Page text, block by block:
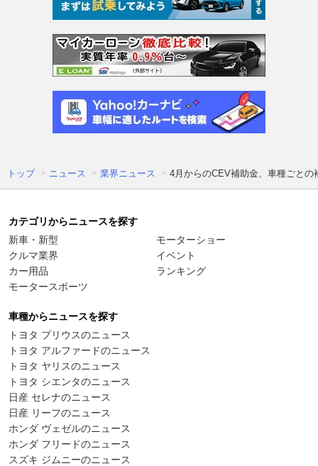
トップ ニュース 業界ニュース 4月からのCEV補助金、車種ごと
カテゴリからニュースを探す
新車・新型
クルマ業界
カー用品
モータースポーツ
モーターショー
イベント
ランキング
車種からニュースを探す
トヨタ プリウスのニュース
トヨタ アルファードのニュース
トヨタ ヤリスのニュース
トヨタ シエンタのニュース
日産 セレナのニュース
日産 リーフのニュース
ホンダ ヴェゼルのニュース
ホンダ フリードのニュース
スズキ ジムニーのニュース